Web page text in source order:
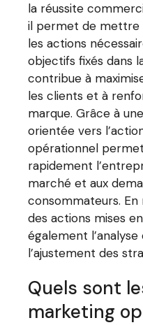
la réussite
il permet de mettre
les actions
objectifs fixés dans
contribue à
les clients et à
marque. Grâce à
orientée vers
opérationnel
rapidement
marché et aux
consommateurs.
des actions mises
également
l’ajustement des
Quels sont
marketing